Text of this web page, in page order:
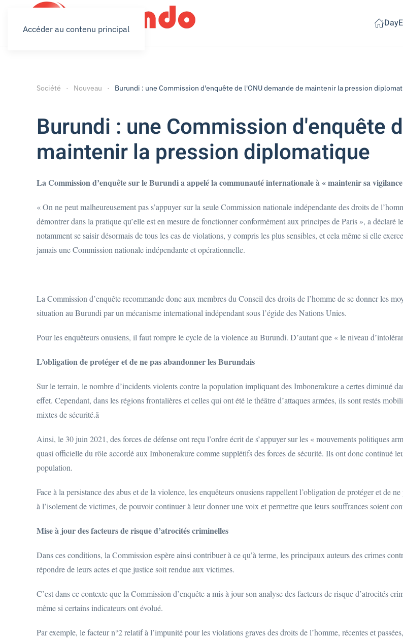
Accéder au contenu principal Day
Société Nouveau Burundi : une Commission d'enquête de l'ONU demande de maintenir la pression
Burundi : une Commission d'enquête
maintenir la pression diplomatique
La Commission d’enquête sur le Burundi a appelé la communauté internationale à « maintenir sa
« On ne peut malheureusement pas s’appuyer sur la seule Commission nationale indépendante des droits de
démontrer dans la pratique qu’elle est en mesure de fonctionner conformément aux principes de Paris », a
notamment se saisir désormais de tous les cas de violations, y compris les plus sensibles, et cela même si elle
jamais une Commission nationale indépendante et opérationnelle.
La Commission d’enquête recommande donc aux membres du Conseil des droits de l’homme de se donner les
situation au Burundi par un mécanisme international indépendant sous l’égide des Nations Unies.
Pour les enquêteurs onusiens, il faut rompre le cycle de la violence au Burundi. D’autant que « le niveau
L’obligation de protéger et de ne pas abandonner les Burundais
Sur le terrain, le nombre d’incidents violents contre la population impliquant des Imbonerakure a certes diminué
effet. Cependant, dans les régions frontalières et celles qui ont été le théâtre d’attaques armées, ils sont restés
mixtes de sécurité.ã
Ainsi, le 30 juin 2021, des forces de défense ont reçu l’ordre écrit de s’appuyer sur les « mouvements politiques
quasi officielle du rôle accordé aux Imbonerakure comme supplétifs des forces de sécurité. Ils ont donc continué
population.
Face à la persistance des abus et de la violence, les enquêteurs onusiens rappellent l’obligation de protéger et de
à l’isolement de victimes, de pouvoir continuer à leur donner une voix et permettre que leurs souffrances soient
Mise à jour des facteurs de risque d’atrocités criminelles
Dans ces conditions, la Commission espère ainsi contribuer à ce qu’à terme, les principaux auteurs des crimes
répondre de leurs actes et que justice soit rendue aux victimes.
C’est dans ce contexte que la Commission d’enquête a mis à jour son analyse des facteurs de risque d’atrocités
même si certains indicateurs ont évolué.
Par exemple, le facteur n°2 relatif à l’impunité pour les violations graves des droits de l’homme, récentes et